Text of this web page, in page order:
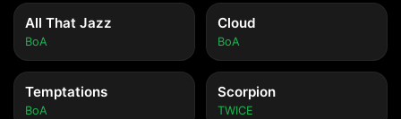
All That Jazz
BoA
Cloud
BoA
Temptations
BoA
Scorpion
TWICE